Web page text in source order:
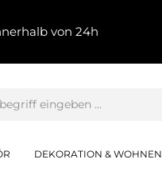
von 24h
DEKORATION & WOHNEN